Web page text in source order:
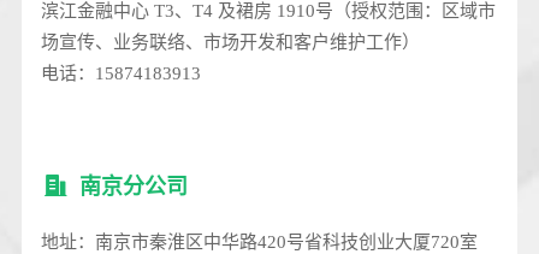
滨江金融中心 T3、T4 及裙房 1910号（授权范围：区域市
场宣传、业务联络、市场开发和客户维护工作）
电话：15874183913
南京分公司
地址：南京市秦淮区中华路420号省科技创业大厦720室